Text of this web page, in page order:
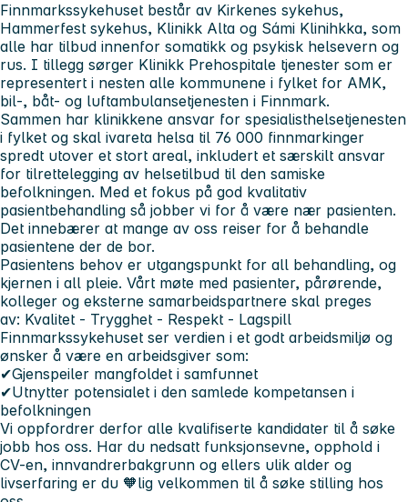
Finnmarkssykehuset består av Kirkenes sykehus,
Hammerfest sykehus, Klinikk Alta og Sámi Klinihkka, som
alle har tilbud innenfor somatikk og psykisk helsevern og
rus. I tillegg sørger Klinikk Prehospitale tjenester som er
representert i nesten alle kommunene i fylket for AMK,
bil-, båt- og luftambulansetjenesten i Finnmark.
Sammen har klinikkene ansvar for spesialisthelsetjenesten
i fylket og skal ivareta helsa til 76 000 finnmarkinger
spredt utover et stort areal, inkludert et særskilt ansvar
for tilrettelegging av helsetilbud til den samiske
befolkningen. Med et fokus på god kvalitativ
pasientbehandling så jobber vi for å være nær pasienten.
Det innebærer at mange av oss reiser for å behandle
pasientene der de bor.
Pasientens behov er utgangspunkt for all behandling, og
kjernen i all pleie. Vårt møte med pasienter, pårørende,
kolleger og eksterne samarbeidspartnere skal preges
av: Kvalitet - Trygghet - Respekt - Lagspill
Finnmarkssykehuset ser verdien i et godt arbeidsmiljø og
ønsker å være en arbeidsgiver som:
✔Gjenspeiler mangfoldet i samfunnet
✔Utnytter potensialet i den samlede kompetansen i
befolkningen
Vi oppfordrer derfor alle kvalifiserte kandidater til å søke
jobb hos oss. Har du nedsatt funksjonsevne, opphold i
CV-en, innvandrerbakgrunn og ellers ulik alder og
livserfaring er du 🧡lig velkommen til å søke stilling hos